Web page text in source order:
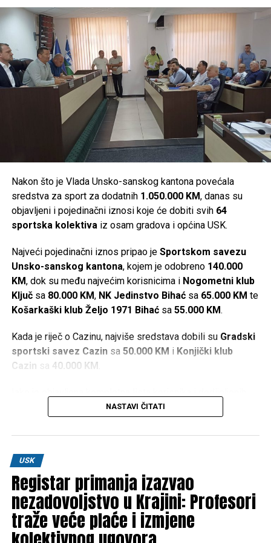
sanskog kantona.
Share Post
Share
Tweet Share
Mail
Nakon što je Vlada Unsko-sanskog kantona povećala
sredstva za sport za dodatnih 1.050.000 KM, danas su
objavljeni i pojedinačni iznosi koje će dobiti svih 64
sportska kolektivaiz osam gradova i općina USK.
Najveći pojedinačni iznos pripao je Sportskom savezu
Unsko-sanskog kantona, kojem je odobreno 140.000
KM, dok su među najvećim korisnicima i Nogometni klub
Ključsa 80.000 KM, NK Jedinstvo Bihaćsa 65.000 KM te
Košarkaški klub Željo 1971 Bihaćsa 55.000 KM.
Kada je riječ o Cazinu, najviše sredstava dobili su Gradski
sportski savez Cazinsa 50.000 KM i Konjički klub
Cazin sa 40.000 KM
iznosa, u dostupnim informacijama nisu navedeni kriteriji
pojedini sportski kolektiv.
Najveći pojedinačni iznosi
Sportski savez USK –140.000 KM
Nogometni klub “Ključ” –80.000 KM
Nogometni klub “Jedinstvo” Bihać –
NASTAVI ČITATI
USK
Registar primanja izazvao
nezadovoljstvo u Krajini: Profesori
traže veće plaće i izmjene